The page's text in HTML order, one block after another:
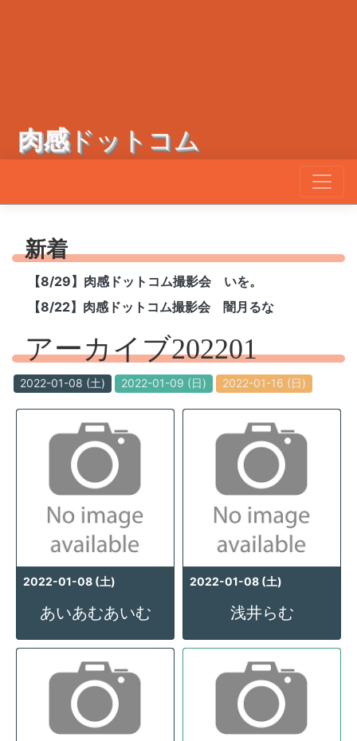
肉感ドットコム
新着
【8/29】肉感ドットコム撮影会 いを。
【8/22】肉感ドットコム撮影会 闇月るな
アーカイブ202201
2022-01-08 (土) 2022-01-09 (日) 2022-01-16 (日)
2022-01-08 (土)
あいあむあいむ
2022-01-08 (土)
浅井らむ